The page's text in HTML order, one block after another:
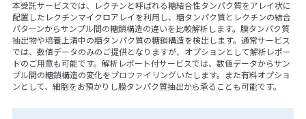
本受託サービスでは、レクチンと呼ばれる糖結合性タンパク質をアレイ状に
配置したレクチンマイクロアレイを利用し、糖タンパク質とレクチンの結合
パターンからサンプル間の糖鎖構造の違いを比較解析します。膜タンパク質
抽出物や培養上清中の糖タンパク質の糖鎖構造を検出します。通常サービス
では、数値データのみのご提供となりますが、オプションとして解析レポー
トのご用意も可能です。解析レポート付サービスでは、数値データからサン
プル間の糖鎖構造の変化をプロファイリングいたします。また有料オプショ
ンとして、細胞をお預かりし膜タンパク質抽出から承ることも可能です。